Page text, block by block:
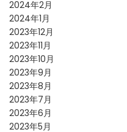
2024年2月
2024年1月
2023年12月
2023年11月
2023年10月
2023年9月
2023年8月
2023年7月
2023年6月
2023年5月